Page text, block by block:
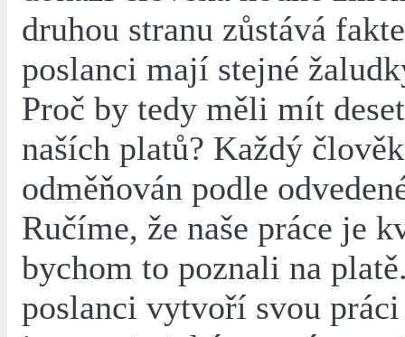
druhou stranu zůstává
poslanci mají stejné
Proč by tedy měli mít
naších platů? Každý
odměňován podle
Ručíme, že naše práce je
bychom to poznali na
poslanci vytvoří svou